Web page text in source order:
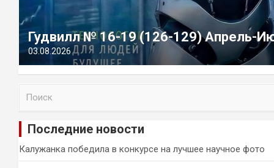
Гудвилл № 16-19 (126-129) Апрель-
03.08.2026
и
Последние новости
Калужанка победила в конкурсе на лучшее научное фото